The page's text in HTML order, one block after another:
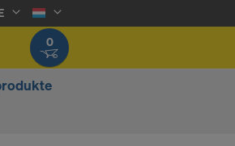
0